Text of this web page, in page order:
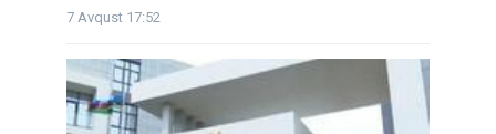
7 Avqust 17:52